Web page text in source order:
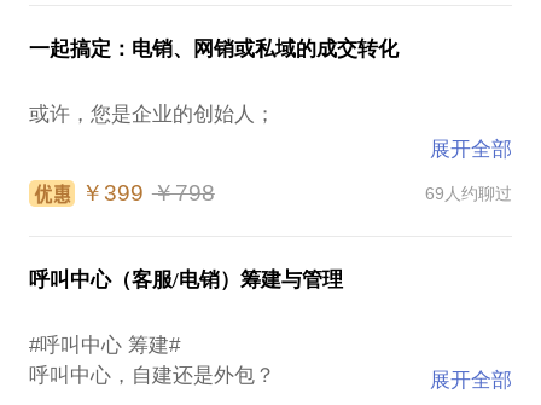
一套“好话术”，能增加成交机率，增强销售信心，提
然而，很多销售（或企业），却正在使用着缺乏成交
力的“话术”，说得越多，错的越多，失去的客户越
多，流失的员工越多。
线销售的腰包，是一个特别有意义的话题，也是“行
家”二十多年来一直追求与专研的方向。
⭕员工疲惫了，激励活动怎么搞？
⭕培训怎么做，即留得下人，又出得了单？
⭕薪酬体系哪里有问题，员工嫌少，成本太高？
⭕如何设计让业绩自动增长的薪酬体系？
⭕私域（微信）团队的管理，有什么不同之处？
⭕私域（微信）团队的关键行为如何赋能？
一起搞定：电销、网销或私域的成交转化
或许，您是企业的创始人；
也许，您是营销中心的管理者；
我们都可以一起聊聊下面的某个内容，只要是您正关
娓道来：
展开全部
￥399 ￥798 69人约聊过
呼叫中心（客服/电销）筹建与管理
#呼叫中心 筹建#
呼叫中心，自建还是外包？
展开全部